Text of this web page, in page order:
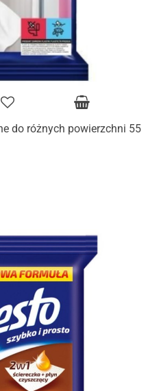
do różnych powierzchni 55